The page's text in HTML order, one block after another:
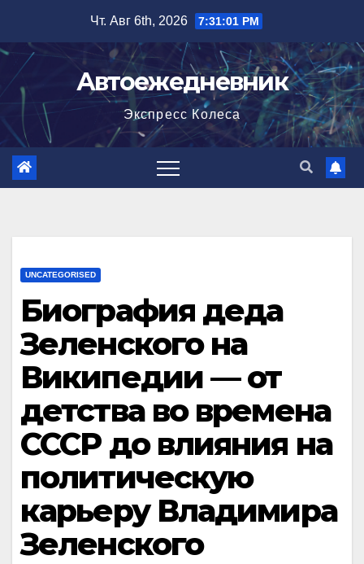
содержимому
Чт. Авг 6th, 2026 7:31:02 PM
Автоежедневник
Экспресс Колеса
UNCATEGORISED
Биография деда
Зеленского на
Википедии — от
детства во времена
СССР до влияния на
политическую
карьеру Владимира
Зеленского